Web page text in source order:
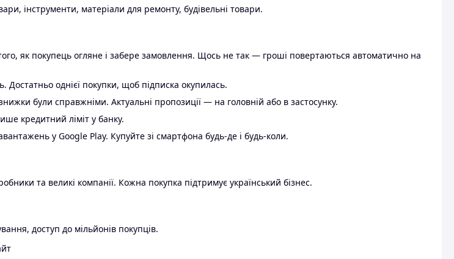
інструменти, матеріали для ремонту, будівельні товари.
як покупець огляне і забере замовлення. Щось не так — гроші повертаються автоматично на
однієї покупки, щоб підписка окупилась.
були справжніми. Актуальні пропозиції — на головній або в застосунку.
кредитний ліміт у банку.
у Google Play. Купуйте зі смартфона будь-де і будь-коли.
та великі компанії. Кожна покупка підтримує український бізнес.
доступ до мільйонів покупців.